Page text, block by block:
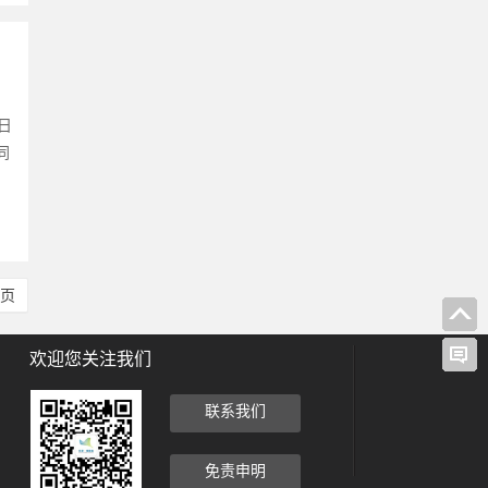
欢迎您关注我们
联系我们
免责申明